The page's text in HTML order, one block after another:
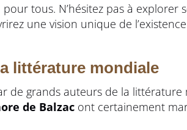
tous. N’hésitez pas à explorer
une vision unique de
littérature mondiale
de grands auteurs de la littérature
de Balzac ont certainement